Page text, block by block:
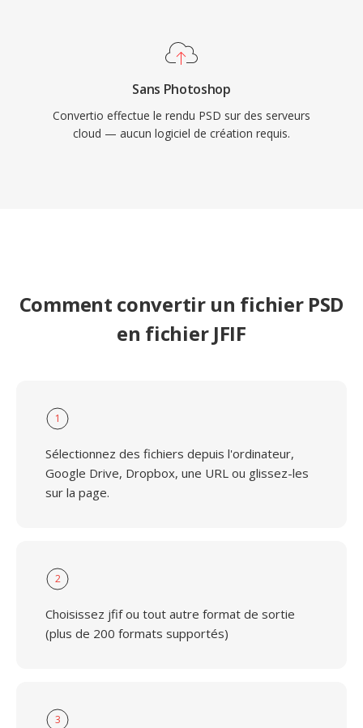
Sans Photoshop
Convertio effectue le rendu PSD sur des serveurs
cloud — aucun logiciel de création requis.
Comment convertir un fichier PSD
en fichier JFIF
1
Sélectionnez des fichiers depuis l'ordinateur,
Google Drive, Dropbox, une URL ou glissez-les
sur la page.
2
Choisissez jfif ou tout autre format de sortie
(plus de 200 formats supportés)
3